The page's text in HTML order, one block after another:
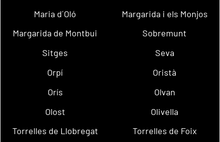
Maria d´Oló
Margarida i els Monjos
Margarida de Montbui
Sobremunt
Sitges
Seva
Orpí
Oristà
Orís
Olvan
Olost
Olivella
Torrelles de Llobregat
Torrelles de Foix